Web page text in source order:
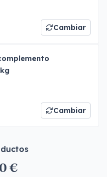
Cambiar
Cambiar
€